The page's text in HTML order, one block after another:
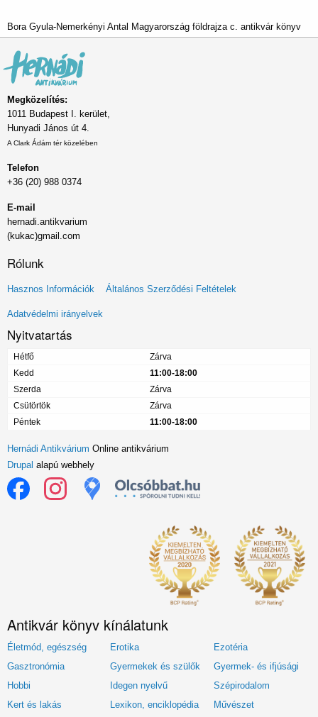
Bora Gyula-Nemerkényi Antal Magyarország földrajza c. antikvár könyv
Megközelítés:
1011 Budapest I. kerület,
Hunyadi János út 4.
A Clark Ádám tér közelében
Telefon
+36 (20) 988 0374
E-mail
hernadi.antikvarium
(kukac)gmail.com
Rólunk
Lábléc
menü
Hasznos Információk Általános Szerződési Feltételek
Adatvédelmi irányelvek
Nyitvatartás
Hétfő
Zárva
Kedd
11:00-18:00
Szerda
Zárva
Csütörtök
Zárva
Péntek
11:00-18:00
Hernádi Antikvárium Online antikvárium
Drupal alapú webhely
Antikvár könyv kínálatunk
Életmód, egészség Erotika
Ezotéria
Gasztronómia
Gyermekek és szülők
Gyermek- és ifjúsági
Hobbi
Idegen nyelvű
Szépirodalom
Kert és lakás
Lexikon, enciklopédia Művészet